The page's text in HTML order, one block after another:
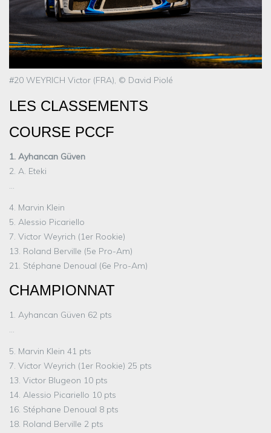
#20 WEYRICH Victor (FRA), © David Piolé
LES CLASSEMENTS
COURSE PCCF
1. Ayhancan Güven
2. A. Eteki
…
4. Marvin Klein
5. Alessio Picariello
7. Victor Weyrich (1er Rookie)
13. Roland Berville (5e Pro-Am)
21. Stéphane Denoual (6e Pro-Am)
CHAMPIONNAT
1. Ayhancan Güven 62 pts
…
5. Marvin Klein 41 pts
7. Victor Weyrich (1er Rookie) 25 pts
13. Victor Blugeon 10 pts
14. Alessio Picariello 10 pts
16. Stéphane Denoual 8 pts
18. Roland Berville 2 pts